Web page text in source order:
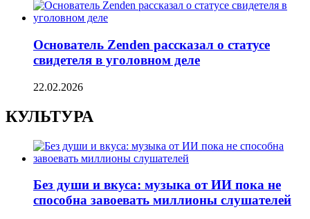
Основатель Zenden рассказал о статусе
свидетеля в уголовном деле
22.02.2026
КУЛЬТУРА
Без души и вкуса: музыка от ИИ пока не
способна завоевать миллионы слушателей